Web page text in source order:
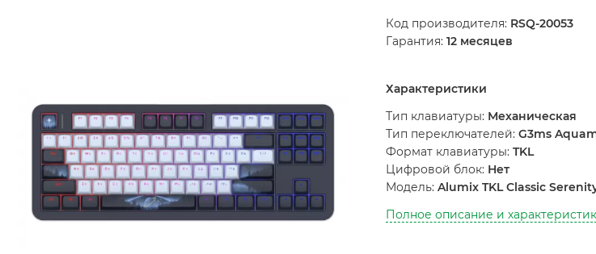
Код производителя: RSQ-20053
Гарантия: 12 месяцев
Характеристики
Тип клавиатуры: Механическая
Тип переключателей: G3ms
Формат клавиатуры: TKL
Цифровой блок: Нет
Модель: Alumix TKL Classic
Полное описание и